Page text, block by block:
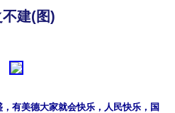
建(图)
有美德大家就会快乐，人民快乐，国